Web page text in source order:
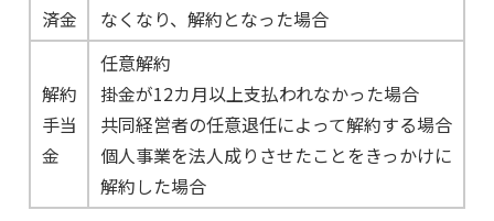
済金
なくなり、解約となった場合
解約
手当
金
任意解約
掛金が12カ月以上支払われなかった場合
共同経営者の任意退任によって解約する場合
個人事業を法人成りさせたことをきっかけに
解約した場合